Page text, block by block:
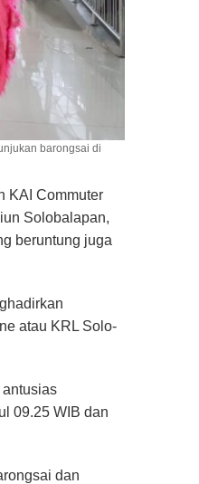
barongsai di
KAI Commuter
Solobalapan,
beruntung juga
atau KRL Solo-
antusias
09.25 WIB dan
dan